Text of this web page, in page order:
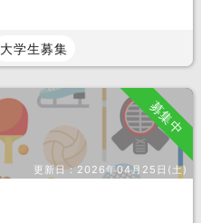
大学生募集
募集中
更新日：2026年04月25日(土)